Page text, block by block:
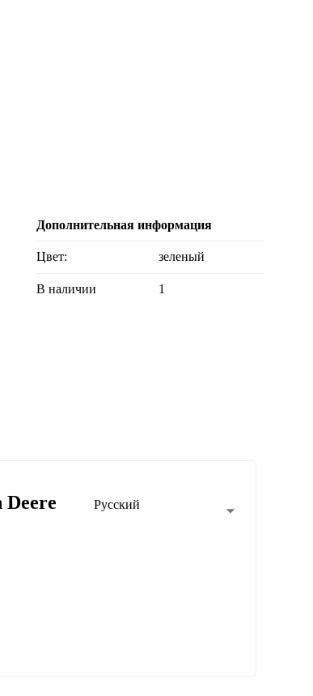
Дополнительная информация
Цвет: зеленый
В наличии 1
Русский